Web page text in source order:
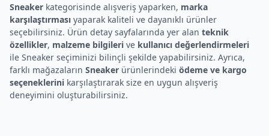
Sneaker kategorisinde alışveriş yaparken, marka
karşılaştırması yaparak kaliteli ve dayanıklı ürünler
seçebilirsiniz. Ürün detay sayfalarında yer alan teknik
özellikler, malzeme bilgileri ve kullanıcı değerlendirmeleri
ile Sneaker seçiminizi bilinçli şekilde yapabilirsiniz. Ayrıca,
farklı mağazaların Sneaker ürünlerindeki ödeme ve kargo
seçeneklerini karşılaştırarak size en uygun alışveriş
deneyimini oluşturabilirsiniz.